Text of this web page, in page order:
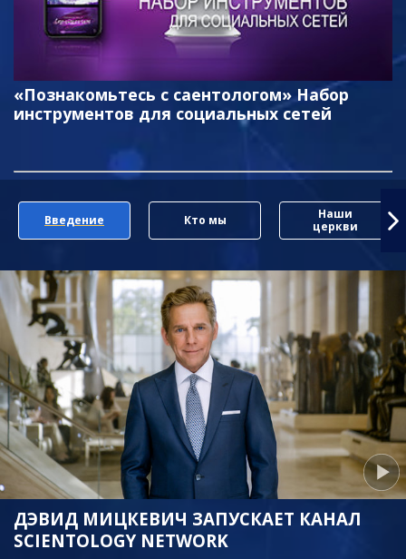
«Познакомьтесь с саентологом» Набор
инструментов для социальных сетей
Введение Кто мы
Наши
церкви
ДЭВИД МИЦКЕВИЧ ЗАПУСКАЕТ КАНАЛ
SCIENTOLOGY NETWORK